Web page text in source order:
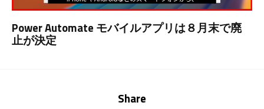
Power Automate モバイルアプリは８月末で廃
止が決定
Share